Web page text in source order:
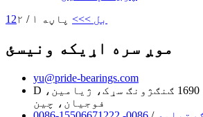
1 2 بل >>> پاڼه ۱ / ۲
موږ سره اړیکه ونیسئ
yu@pride-bearings.com
D زون، 507 واحد، 1690 ګنګژونګ سړک، ژیامین،
فوجیان، چین